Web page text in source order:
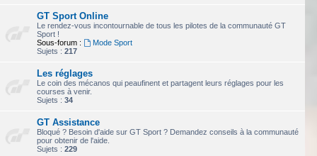
GT Sport Online
Le rendez-vous incontournable de tous les pilotes de la communauté GT
Sport !
Sous-forum :
Mode Sport
Sujets : 217
Les réglages
Le coin des mécanos qui peaufinent et partagent leurs réglages pour les
courses à venir.
Sujets : 34
GT Assistance
Bloqué ? Besoin d'aide sur GT Sport ? Demandez conseils à la communauté
pour obtenir de l'aide.
Sujets : 229